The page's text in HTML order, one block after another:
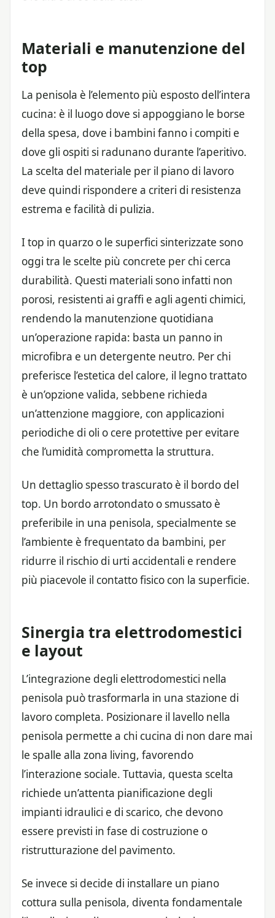
Materiali e manutenzione del
top
La penisola è l’elemento più esposto dell’intera
cucina: è il luogo dove si appoggiano le borse
della spesa, dove i bambini fanno i compiti e
dove gli ospiti si radunano durante l’aperitivo.
La scelta del materiale per il piano di lavoro
deve quindi rispondere a criteri di resistenza
estrema e facilità di pulizia.
I top in quarzo o le superfici sinterizzate sono
oggi tra le scelte più concrete per chi cerca
durabilità. Questi materiali sono infatti non
porosi, resistenti ai graffi e agli agenti chimici,
rendendo la manutenzione quotidiana
un’operazione rapida: basta un panno in
microfibra e un detergente neutro. Per chi
preferisce l’estetica del calore, il legno trattato
è un’opzione valida, sebbene richieda
un’attenzione maggiore, con applicazioni
periodiche di oli o cere protettive per evitare
che l’umidità comprometta la struttura.
Un dettaglio spesso trascurato è il bordo del
top. Un bordo arrotondato o smussato è
preferibile in una penisola, specialmente se
l’ambiente è frequentato da bambini, per
ridurre il rischio di urti accidentali e rendere
più piacevole il contatto fisico con la superficie.
Sinergia tra elettrodomestici
e layout
L’integrazione degli elettrodomestici nella
penisola può trasformarla in una stazione di
lavoro completa. Posizionare il lavello nella
penisola permette a chi cucina di non dare mai
le spalle alla zona living, favorendo
l’interazione sociale. Tuttavia, questa scelta
richiede un’attenta pianificazione degli
impianti idraulici e di scarico, che devono
essere previsti in fase di costruzione o
ristrutturazione del pavimento.
Se invece si decide di installare un piano
cottura sulla penisola, diventa fondamentale